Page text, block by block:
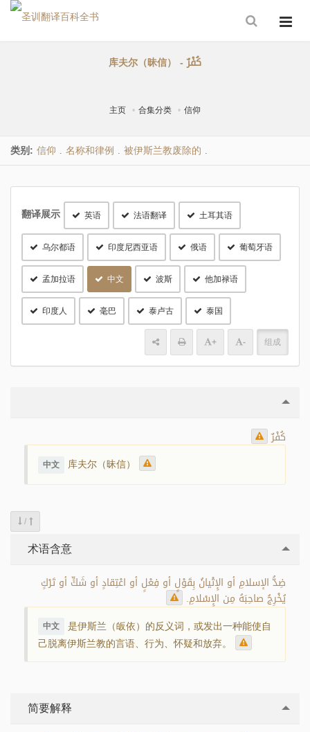
库夫尔（昧信） - كُفْرٌ
主页 合集分类 信仰
类别: 信仰 名称和律例 被伊斯兰教废除的
翻译展示 英语 法语翻译 土耳其语
乌尔都语 印度尼西亚语 俄语 葡萄牙语
孟加拉语 中文 波斯 他加禄语
印度人 毫巴 泰卢古 泰国
+ - 组成
كُفْرٌ
中文 库夫尔（昧信）
/
术语含意
ضِدُّ الإسلامِ أو الإِتْيانُ بِقَوْلٍ أو فِعْلٍ أو اعْتِقادٍ أو شَكٍّ أو تَرْكٍ
يُخْرِجُ صاحِبَهُ مِن الإِسْلامِ.
中文 是伊斯兰（皈依）的反义词，或发出一种能使自
己脱离伊斯兰教的言语、行为、怀疑和放弃。
简要解释